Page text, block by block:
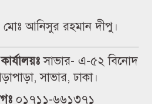
শিক্ষার্থীকে পিটানোর
প্রধান শিক্ষকের গাড়ি
বিদ্যালয়ে উত্তেজনা
রিসার্চ সোসাইটির চলমান
মোঃ আনিসুর রহমান দীপু।
সাভার- এ-৫২ বিনোদ
সাভার, ঢাকা।
০১৭১১-৬৬১৩৭১